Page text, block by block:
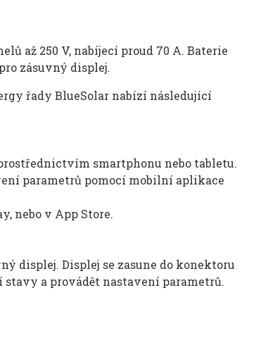
až 250 V, nabíjecí proud 70 A. Baterie
zásuvný displej.
řady BlueSolar nabízí následující
smartphonu nebo tabletu.
parametrů pomocí mobilní aplikace
nebo v App Store.
displej. Displej se zasune do konektoru
a provádět nastavení parametrů.